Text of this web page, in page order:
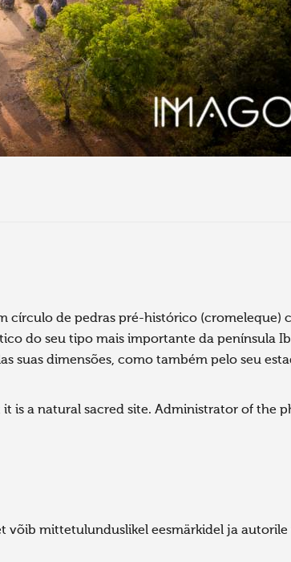
círculo de pedras pré-histórico (cromeleque)
do seu tipo mais importante da península
suas dimensões, como também pelo seu
is a natural sacred site. Administrator of the
võib mittetulunduslikel eesmärkidel ja